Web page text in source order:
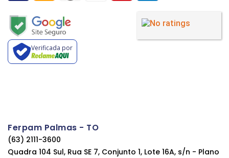
Verificada por
Ferpam Palmas - TO
(63) 2111-3600
Quadra 104 Sul, Rua SE 7, Conjunto 1, Lote 16A, s/n - Plano